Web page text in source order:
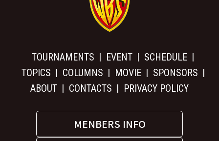
TOURNAMENTS EVENT
SCHEDULE
TOPICS
COLUMNS MOVIE
SPONSORS
ABOUT
CONTACTS PRIVACY POLICY
MENBERS INFO